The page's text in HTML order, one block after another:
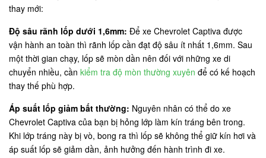
thay mới:
Độ sâu rãnh lốp dưới 1,6mm: Để xe Chevrolet Captiva được
vận hành an toàn thì rãnh lốp cần đạt độ sâu ít nhất 1,6mm. Sau
một thời gian chạy, lốp sẽ mòn dần nên đối với những xe di
chuyển nhiều, cần kiểm tra độ mòn thường xuyên để có kế hoạch
thay thế phù hợp.
Áp suất lốp giảm bất thường: Nguyên nhân có thể do xe
Chevrolet Captiva của bạn bị hỏng lớp làm kín tráng bên trong.
Khi lớp tráng này bị vò, bong ra thì lốp sẽ không thể giữ kín hơi và
áp suất lốp sẽ giảm dần, ảnh hưởng đến hành trình đi xe.